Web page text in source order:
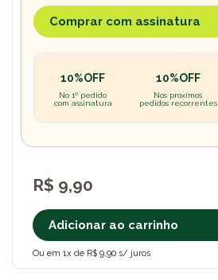
R$ 9,90
Adicionar ao carrinho
Ou em 1x de R$ 9,90 s/ juros
Comprar com assinatura
10%OFF
No 1º pedido
com assinatura
10%OFF
Nos próximos
pedidos recorrentes